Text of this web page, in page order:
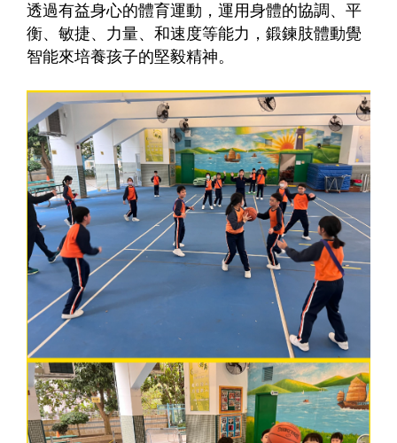
透過有益身心的體育運動，運用身體的協調、平
衡、敏捷、力量、和速度等能力，鍛鍊肢體動覺
智能來培養孩子的堅毅精神。